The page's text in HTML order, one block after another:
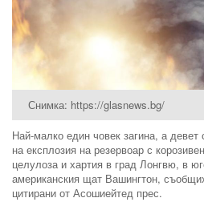
Снимка: https://glasnews.bg/
Най-малко един човек загина, а девет
на експлозия на резервоар с
целулоза и хартия в град Лонгвю, в
американския щат Вашингтон,
цитирани от Асошиейтед прес.